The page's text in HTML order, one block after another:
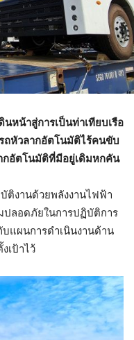
นหน้าสู่การเป็นท่าเทียบเรือ
ถหัวลากอัตโนมัติไร้คนขับ
กอัตโนมัติที่มีอยู่เดิมหกคัน
งานด้วยพลังงานไฟฟ้า
ปลอดภัยในการปฏิบัติการ
บแผนการดำเนินงานด้าน
เป้าไว้